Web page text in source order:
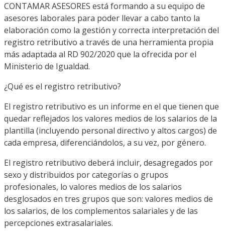
CONTAMAR ASESORES está formando a su equipo de
asesores laborales para poder llevar a cabo tanto la
elaboración como la gestión y correcta interpretación del
registro retributivo a través de una herramienta propia
más adaptada al RD 902/2020 que la ofrecida por el
Ministerio de Igualdad.
¿Qué es el registro retributivo?
El registro retributivo es un informe en el que tienen que
quedar reflejados los valores medios de los salarios de la
plantilla (incluyendo personal directivo y altos cargos) de
cada empresa, diferenciándolos, a su vez, por género.
El registro retributivo deberá incluir, desagregados por
sexo y distribuidos por categorías o grupos
profesionales, lo valores medios de los salarios
desglosados en tres grupos que son: valores medios de
los salarios, de los complementos salariales y de las
percepciones extrasalariales.